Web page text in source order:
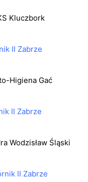
Kluczbork
II Zabrze
Higiena Gać
II Zabrze
Wodzisław Śląski
II Zabrze